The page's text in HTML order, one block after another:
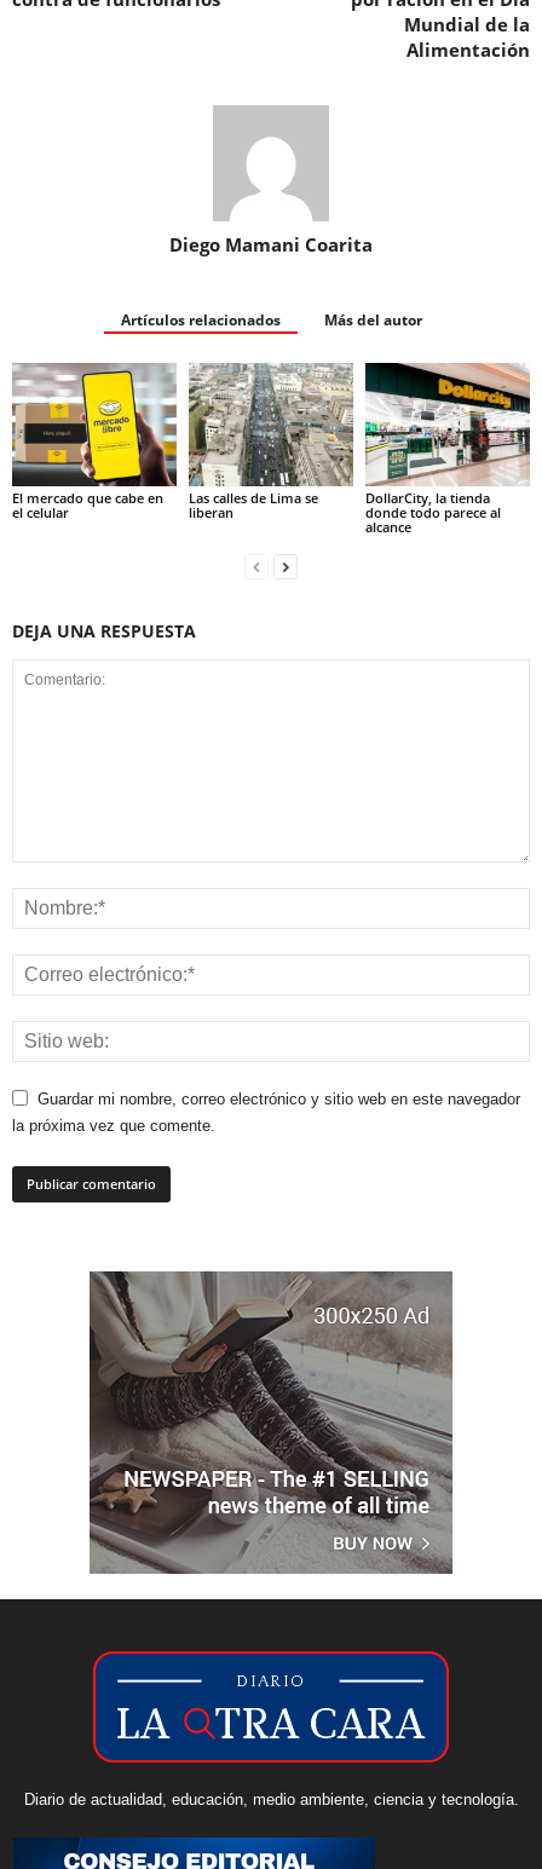
Mundial de la
Alimentación
Diego Mamani Coarita
Artículos relacionados Más del autor
El mercado que cabe en
el celular
Las calles de Lima se
liberan
DollarCity, la tienda
donde todo parece al
alcance
DEJA UNA RESPUESTA
Guardar mi nombre, correo electrónico y sitio web en este navegador
la próxima vez que comente.
Diario de actualidad, educación, medio ambiente, ciencia y tecnología.